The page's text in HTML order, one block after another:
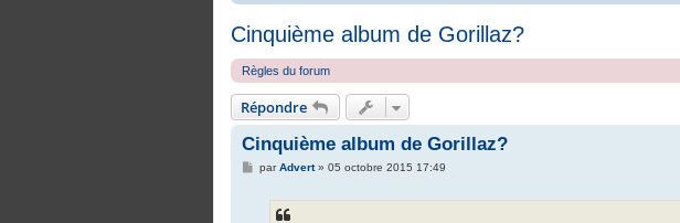
Cinquième album de Gorillaz?
Règles du forum
Répondre
Cinquième album de Gorillaz?
MparAdvert» 05 octobre 2015 17:49